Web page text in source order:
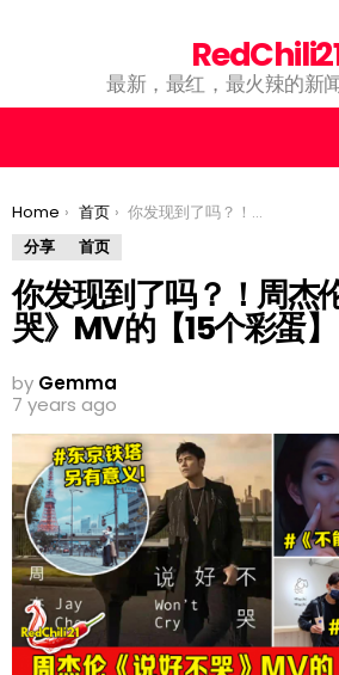
最新，最红，最火辣的新
You are here:
Home 首页
你发现到了吗？！周杰伦《说好不哭》MV的【15个彩蛋】！
分享
首页
你发现到了吗？！周杰
哭》MV的【15个彩蛋】
by Gemma
7 years ago